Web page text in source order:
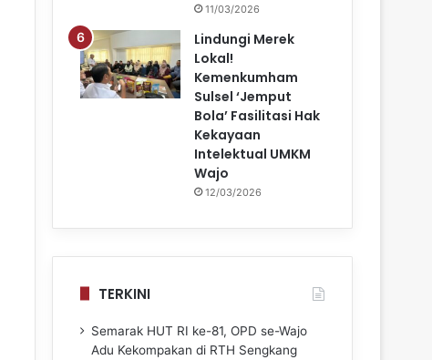
11/03/2026
Lindungi Merek
Lokal!
Kemenkumham
Sulsel ‘Jemput
Bola’ Fasilitasi Hak
Kekayaan
Intelektual UMKM
Wajo
12/03/2026
TERKINI
Semarak HUT RI ke-81, OPD se-Wajo
Adu Kekompakan di RTH Sengkang